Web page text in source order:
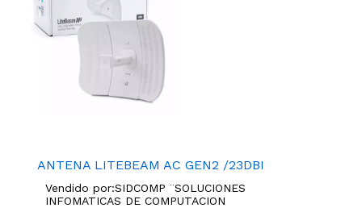
ANTENA LITEBEAM AC GEN2 /23DBI
Vendido por:SIDCOMP ¨SOLUCIONES
INFOMATICAS DE COMPUTACION